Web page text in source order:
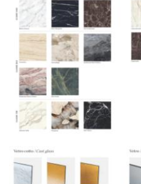
квалифицированные
осуществляют
специального
Подъём на этажи
—
дверных блоков в
использованием
средств
Распаковка и
распаковывают товар
указанное место